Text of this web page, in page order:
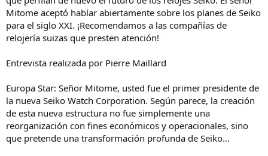
Mitome aceptó hablar abiertamente sobre los planes de Seiko
para el siglo XXI. ¡Recomendamos a las compañías de
relojería suizas que presten atención!
Entrevista realizada por Pierre Maillard
Europa Star: Señor Mitome, usted fue el primer presidente de
la nueva Seiko Watch Corporation. Según parece, la creación
de esta nueva estructura no fue simplemente una
reorganización con fines económicos y operacionales, sino
que pretende una transformación profunda de Seiko...